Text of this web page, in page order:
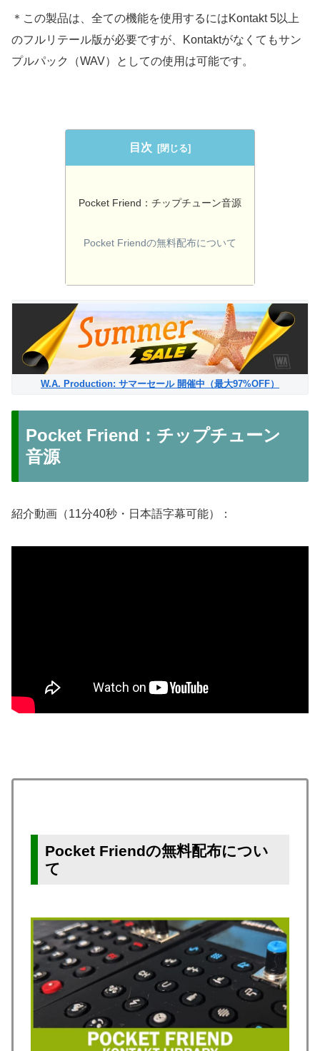
＊この製品は、全ての機能を使用するにはKontakt 5以上
のフルリテール版が必要ですが、Kontaktがなくてもサン
プルパック（WAV）としての使用は可能です。
目次
Pocket Friend：チップチューン音源
Pocket Friendの無料配布について
W.A. Production: サマーセール 開催中（最大97%OFF）
Pocket Friend：チップチューン
音源
紹介動画（11分40秒・日本語字幕可能）：
Pocket Friendの無料配布につい
て